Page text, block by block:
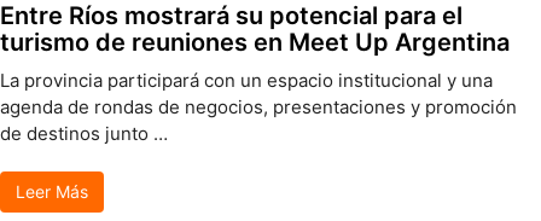
Entre Ríos mostrará su potencial para el
turismo de reuniones en Meet Up Argentina
La provincia participará con un espacio institucional y una
agenda de rondas de negocios, presentaciones y promoción
de destinos junto …
Leer Más